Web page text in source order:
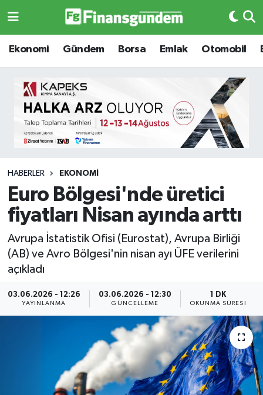
Ekonomi Gündem Borsa Emlak Otomobil
HABERLER EKONOMI
Euro Bölgesi'nde üretici
fiyatları Nisan ayında arttı
Avrupa İstatistik Ofisi (Eurostat), Avrupa Birliği
(AB) ve Avro Bölgesi'nin nisan ayı ÜFE verilerini
açıkladı
03.06.2026 - 12:26
YAYINLANMA
03.06.2026 - 12:30
GÜNCELLEME
1 DK
OKUNMA SÜRESI
Ekonomi
Borsa
Emlak
Otomobil
Gizlilik Sözleşmesi
Hakkımızda
Künye
Ekonomi
Borsa
Emlak
Emtia
BITCOIN
Yapay Zeka